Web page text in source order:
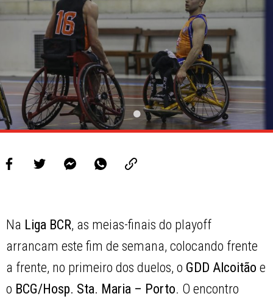
Na Liga BCR, as meias-finais do playoff
arrancam este fim de semana, colocando frente
a frente, no primeiro dos duelos, o GDD Alcoitão e
o BCG/Hosp. Sta. Maria – Porto. O encontro